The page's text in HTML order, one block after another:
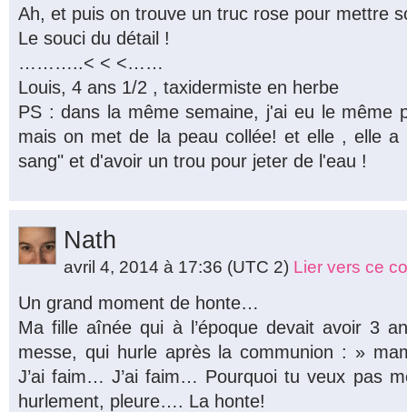
Ah, et puis on trouve un truc rose pour mettre
Le souci du détail !
………..< < <……
Louis, 4 ans 1/2 , taxidermiste en herbe
PS : dans la même semaine, j'ai eu le même
mais on met de la peau collée! et elle , elle a
sang" et d'avoir un trou pour jeter de l'eau !
Nath
avril 4, 2014 à 17:36 (UTC 2) Lier vers ce
Un grand moment de honte…
Ma fille aînée qui à l’époque devait avoir 3
messe, qui hurle après la communion : »
J’ai faim… J’ai faim… Pourquoi tu veux pas
hurlement, pleure…. La honte!